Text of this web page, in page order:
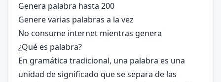
Genera palabra hasta 200
Genere varias palabras a la vez
No consume internet mientras genera
¿Qué es palabra?
En gramática tradicional, una palabra es una
unidad de significado que se separa de las